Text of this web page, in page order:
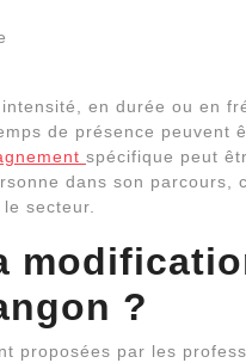
en durée ou en
de présence peuvent
spécifique peut
dans son parcours,
secteur.
?
proposées par les